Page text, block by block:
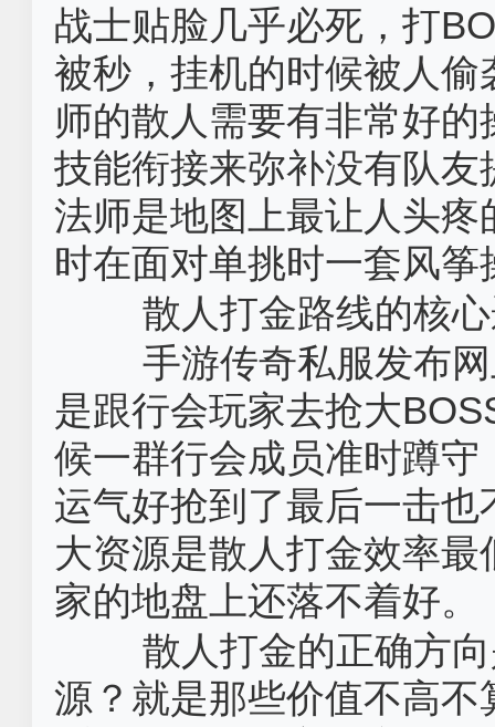
战士贴脸几乎必死，打
被秒，挂机的时候被人
师的散人需要有非常好
技能衔接来弥补没有队
法师是地图上最让人头
时在面对单挑时一套风
散人打金路线的核
手游传奇私服发布
是跟行会玩家去抢大
候一群行会成员准时蹲
运气好抢到了最后一击
大资源是散人打金效率
家的地盘上还落不着好。
散人打金的正确方
源？就是那些价值不高